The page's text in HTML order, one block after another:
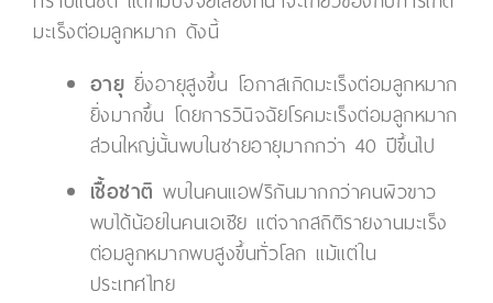
มะเร็งต่อมลูกหมาก ดังนี้
อายุ ยิ่งอายุสูงขึ้น โอกาสเกิดมะเร็งต่อมลูกหมาก
ยิ่งมากขึ้น โดยการวินิจฉัยโรคมะเร็งต่อมลูกหมาก
ส่วนใหญ่นั้นพบในชายอายุมากกว่า 40 ปีขึ้นไป
เชื้อชาติ พบในคนแอฟริกันมากกว่าคนผิวขาว
พบได้น้อยในคนเอเชีย แต่จากสถิติรายงานมะเร็ง
ต่อมลูกหมากพบสูงขึ้นทั่วโลก แม้แต่ใน
ประเทศไทย